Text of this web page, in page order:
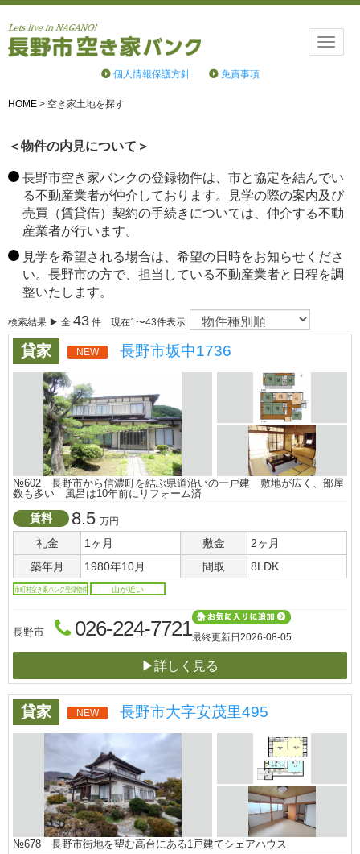
Toggle
個人情報保護方針 免責事項
HOME > 空き家土地を探す
＜物件の内見について＞
長野市空き家バンクの登録物件は、市と協定を結んでい
る不動産業者が仲介しております。見学の際の案内及び
売買（賃貸借）契約の手続きについては、仲介する不動
産業者が行います。
見学を希望される場合は、希望の日時をお知らせくださ
い。長野市の方で、担当している不動産業者と日程を調
整いたします。
検索結果 ▶ 全 43 件 現在1〜43件表示
貸家 NEW 長野市坂中1736
№602 長野市から信濃町を結ぶ県道沿いの一戸建 敷地が広く、部屋
数も多い 風呂は10年前にリフォーム済
賃料 8.5 万円
礼金 1ヶ月 敷金
2ヶ月
築年月
1980年10月 間取 8LDK
市町村空き家バンク登録物件 山が近い
長野市 026-224-7721最終更新日 2026-08-05
▶詳しく見る
貸家 NEW 長野市大字安茂里495
№678 長野市街地を望む高台にある1戸建てシェアハウス